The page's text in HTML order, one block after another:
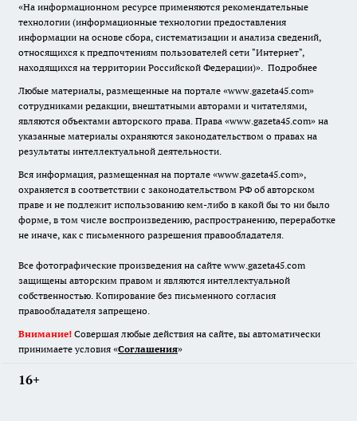
«На информационном ресурсе применяются рекомендательные
технологии (информационные технологии предоставления
информации на основе сбора, систематизации и анализа сведений,
относящихся к предпочтениям пользователей сети "Интернет",
находящихся на территории Российской Федерации)». Подробнее
Любые материалы, размещенные на портале «www.gazeta45.com»
сотрудниками редакции, внештатными авторами и читателями,
являются объектами авторского права. Права «www.gazeta45.com» на
указанные материалы охраняются законодательством о правах на
результаты интеллектуальной деятельности.
Вся информация, размещенная на портале «www.gazeta45.com»,
охраняется в соответствии с законодательством РФ об авторском
праве и не подлежит использованию кем-либо в какой бы то ни было
форме, в том числе воспроизведению, распространению, переработке
не иначе, как с письменного разрешения правообладателя.
Все фотографические произведения на сайте www.gazeta45.com
защищены авторским правом и являются интеллектуальной
собственностью. Копирование без письменного согласия
правообладателя запрещено.
Внимание! Совершая любые действия на сайте, вы автоматически
принимаете условия «Cоглашения»
16+